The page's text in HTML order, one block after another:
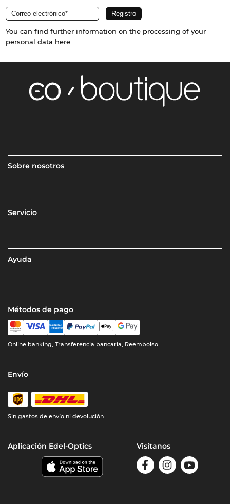
You can find further information on the processing of your
personal data here
Sobre nosotros
Servicio
Ayuda
Métodos de pago
Online banking, Transferencia bancaria, Reembolso
Envío
Sin gastos de envío ni devolución
Aplicación Edel-Optics Visítanos